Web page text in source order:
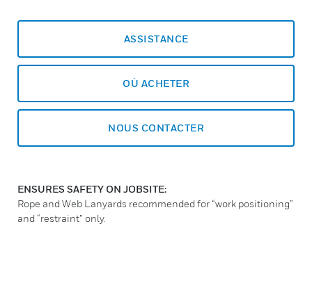
ASSISTANCE
OÙ ACHETER
NOUS CONTACTER
ENSURES SAFETY ON JOBSITE:
Rope and Web Lanyards recommended for “work positioning”
and “restraint” only.